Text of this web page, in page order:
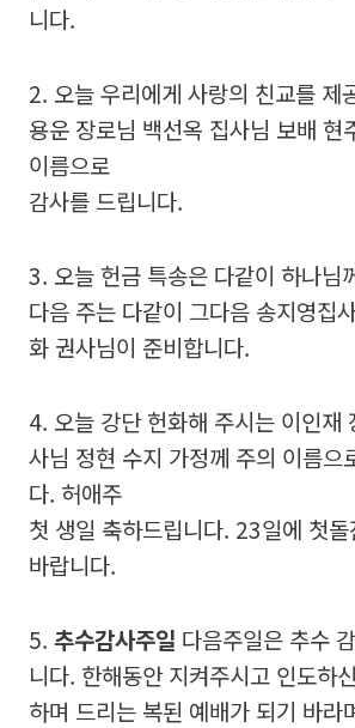
니다.
2. 오늘 우리에게 사랑의 친교를 제
용운 장로님 백선옥 집사님 보배 현
이름으로
감사를 드립니다.
3. 오늘 헌금 특송은 다같이 하나님
다음 주는 다같이 그다음 송지영집
화 권사님이 준비합니다.
4. 오늘 강단 헌화해 주시는 이인재
사님 정현 수지 가정께 주의 이름으
다. 허애주
첫 생일 축하드립니다. 23일에 첫
바랍니다.
5. 추수감사주일 다음주일은 추수
니다. 한해동안 지켜주시고 인도하
하며 드리는 복된 예배가 되기 바라